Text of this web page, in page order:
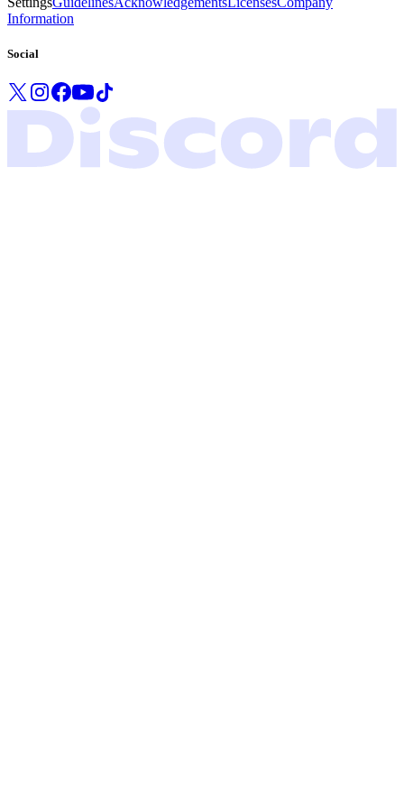
Information
Social